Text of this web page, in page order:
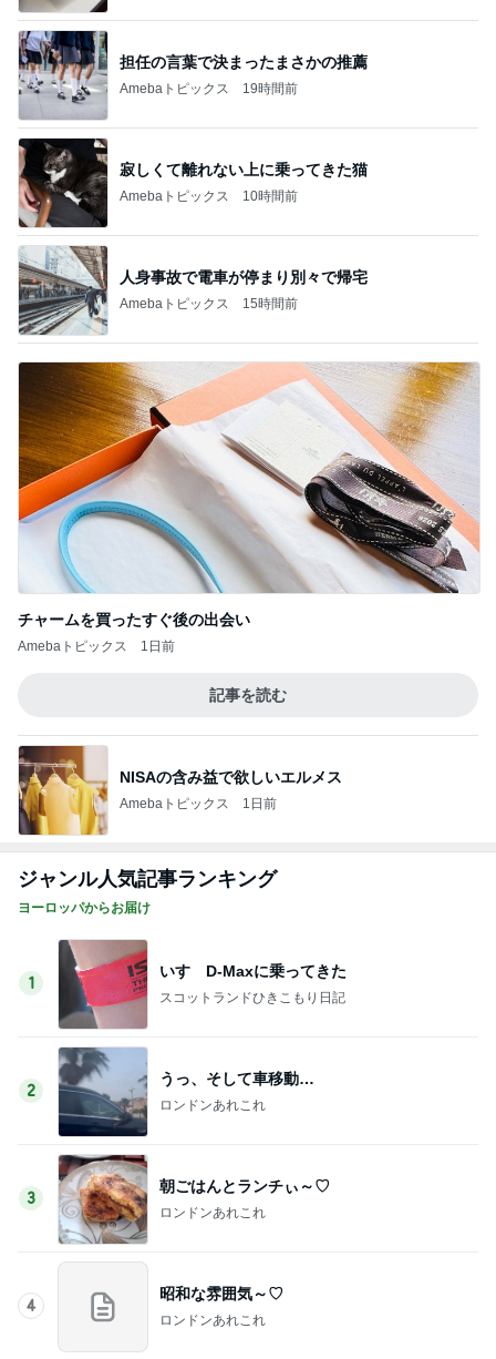
担任の言葉で決まったまさかの推薦
Amebaトピックス 19時間前
寂しくて離れない上に乗ってきた猫
Amebaトピックス 10時間前
人身事故で電車が停まり別々で帰宅
Amebaトピックス 15時間前
チャームを買ったすぐ後の出会い
Amebaトピックス 1日前
記事を読む
NISAの含み益で欲しいエルメス
Amebaトピックス 1日前
ジャンル人気記事ランキング
ヨーロッパからお届け
1
いすゞD-Maxに乗ってきた
スコットランドひきこもり日記
2
うっ、そして車移動…
ロンドンあれこれ
3
朝ごはんとランチぃ～♡
ロンドンあれこれ
4
昭和な雰囲気～♡
ロンドンあれこれ